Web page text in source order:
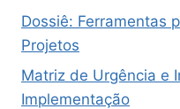
Dossiê: Ferramentas
Projetos
Matriz de Urgência e
Implementação